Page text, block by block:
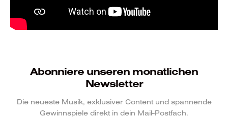
Abonniere unseren monatlichen
Newsletter
Die neueste Musik, exklusiver Content und spannende
Gewinnspiele direkt in dein Mail-Postfach.